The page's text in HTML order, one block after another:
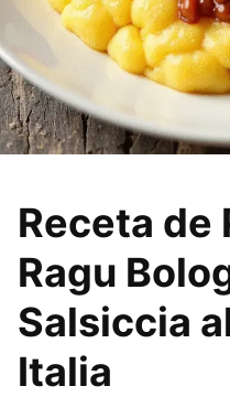
Receta de
Ragu
Salsiccia
Italia